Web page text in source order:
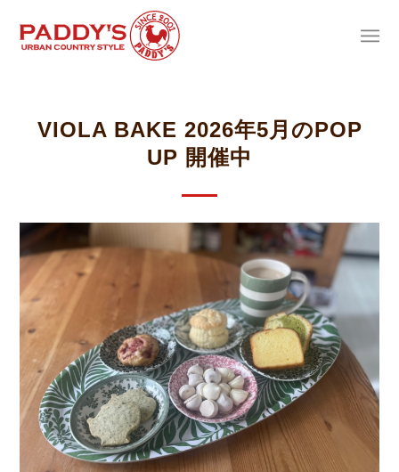
VIOLA BAKE 2026年5月のPOP
UP 開催中